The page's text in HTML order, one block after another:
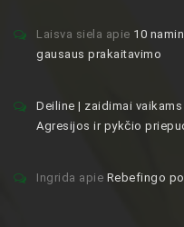
Laisva siela apie 10
gausaus prakaitavimo
Deiline | zaidimai
Agresijos ir pykčio
Ingrida apie Rebefingo